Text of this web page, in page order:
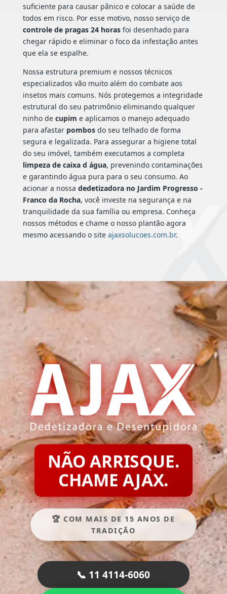
suficiente para causar pânico e colocar a saúde de
todos em risco. Por esse motivo, nosso serviço de
controle de pragas 24 horasfoi desenhado para
chegar rápido e eliminar o foco da infestação antes
que ela se espalhe.
Nossa estrutura premium e nossos técnicos
especializados vão muito além do combate aos
insetos mais comuns. Nós protegemos a integridade
estrutural do seu patrimônio eliminando qualquer
ninho de cupim e aplicamos o manejo adequado
para afastar pombosdo seu telhado de forma
segura e legalizada. Para assegurar a higiene total
do seu imóvel, também executamos a completa
limpeza de caixa d água, prevenindo contaminações
e garantindo água pura para o seu consumo. Ao
acionar a nossa dedetizadora no Jardim Progresso -
Franco da Rocha, você investe na segurança e na
tranquilidade da sua família ou empresa. Conheça
nossos métodos e chame o nosso plantão agora
mesmo acessando o site ajaxsolucoes.com.br.
NÃO ARRISQUE.
CHAME AJAX.
🏆 COM MAIS DE 15 ANOS DE
TRADIÇÃO
📞 11 4114-6060